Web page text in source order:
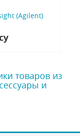
(Agilent)
товаров из
и